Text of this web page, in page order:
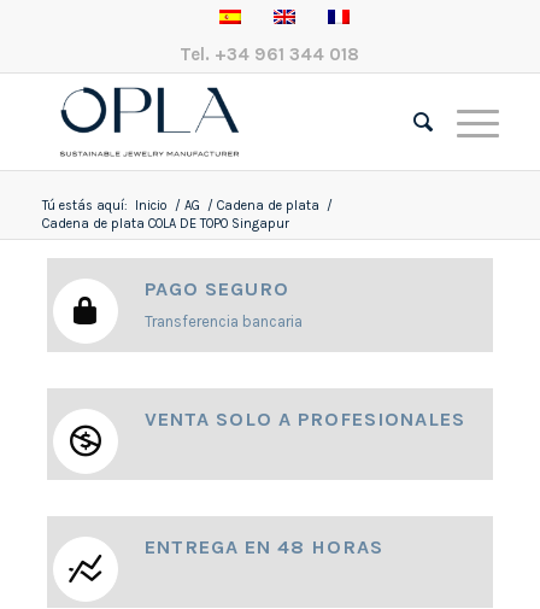
Tel. +34 961 344 018
Tú estás aquí: Inicio / AG / Cadena de plata
/
Cadena de plata COLA DE TOPO Singapur
PAGO SEGURO
Transferencia bancaria
VENTA SOLO A PROFESIONALES
ENTREGA EN 48 HORAS